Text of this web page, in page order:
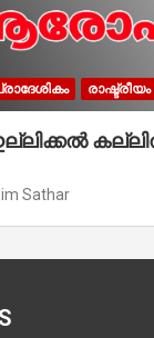
രാഷ്ട്രീയം
കല്ലിൽ
Sathar